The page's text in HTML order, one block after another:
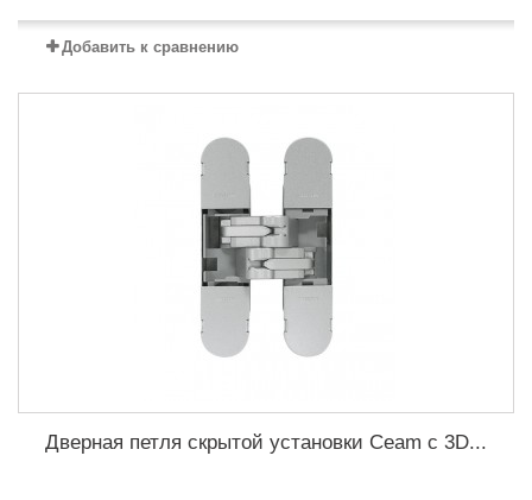
Добавить к сравнению
Дверная петля скрытой установки Ceam с 3D...